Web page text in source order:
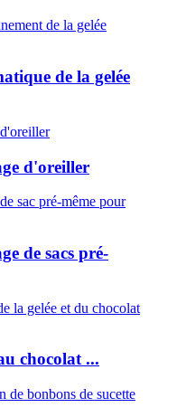
de la gelée
d'oreiller
de sacs pré-
chocolat ...